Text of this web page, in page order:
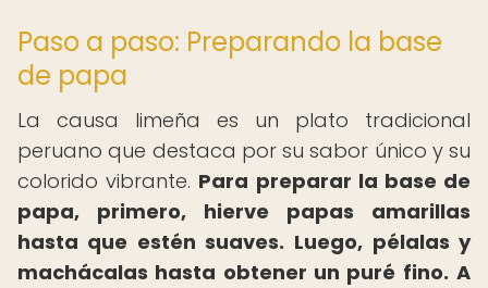
Paso a paso: Preparando la base
de papa
La causa limeña es un plato tradicional
peruano que destaca por su sabor único y su
colorido vibrante. Para preparar la base de
papa, primero, hierve papas amarillas
hasta que estén suaves. Luego, pélalas y
machácalas hasta obtener un puré fino. A